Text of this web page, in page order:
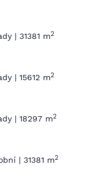
| 31381 m2
| 15612 m2
| 18297 m2
| 31381 m2